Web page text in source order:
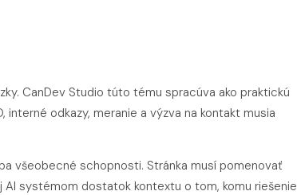
CanDev Studio túto tému spracúva ako praktickú
odkazy, meranie a výzva na kontakt musia
všeobecné schopnosti. Stránka musí pomenovať
systémom dostatok kontextu o tom, komu riešenie